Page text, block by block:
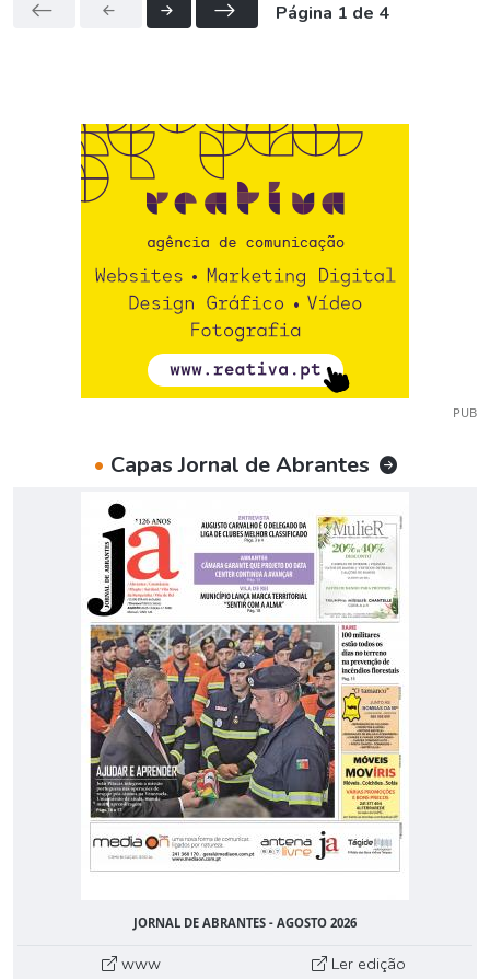
Página 1 de 4
PUB
• Capas Jornal de Abrantes
JORNAL DE ABRANTES - AGOSTO 2026
www Ler edição